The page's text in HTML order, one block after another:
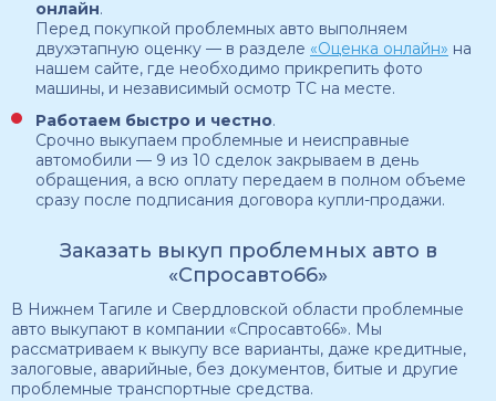
онлайн.
Перед покупкой проблемных авто выполняем
двухэтапную оценку — в разделе «Оценка онлайн» на
нашем сайте, где необходимо прикрепить фото
машины, и независимый осмотр ТС на месте.
Работаем быстро и честно.
Срочно выкупаем проблемные и неисправные
автомобили — 9 из 10 сделок закрываем в день
обращения, а всю оплату передаем в полном объеме
сразу после подписания договора купли-продажи.
Заказать выкуп проблемных авто в
«Спросавто66»
В Нижнем Тагиле и Свердловской области проблемные
авто выкупают в компании «Спросавто66». Мы
рассматриваем к выкупу все варианты, даже кредитные,
залоговые, аварийные, без документов, битые и другие
проблемные транспортные средства.